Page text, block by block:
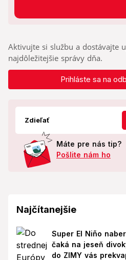
Aktivujte si službu a dostávajte
najdôležitejšie správy dňa.
Prihláste sa na
Zdieľať
Máte pre nás tip?
Pošlite nám ho
Najčítanejšie
Super El Niño
čaká na jeseň
do ZIMY vás